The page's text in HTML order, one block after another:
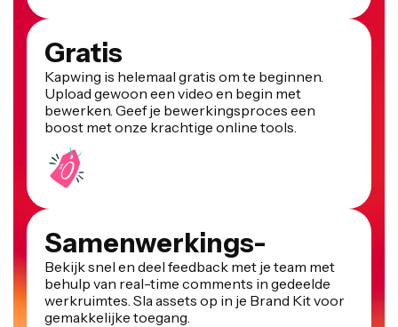
Gratis
Kapwing is helemaal gratis om te beginnen.
Upload gewoon een video en begin met
bewerken. Geef je bewerkingsproces een
boost met onze krachtige online tools.
Samenwerkings-
Bekijk snel en deel feedback met je team met
behulp van real-time comments in gedeelde
werkruimtes. Sla assets op in je Brand Kit voor
gemakkelijke toegang.